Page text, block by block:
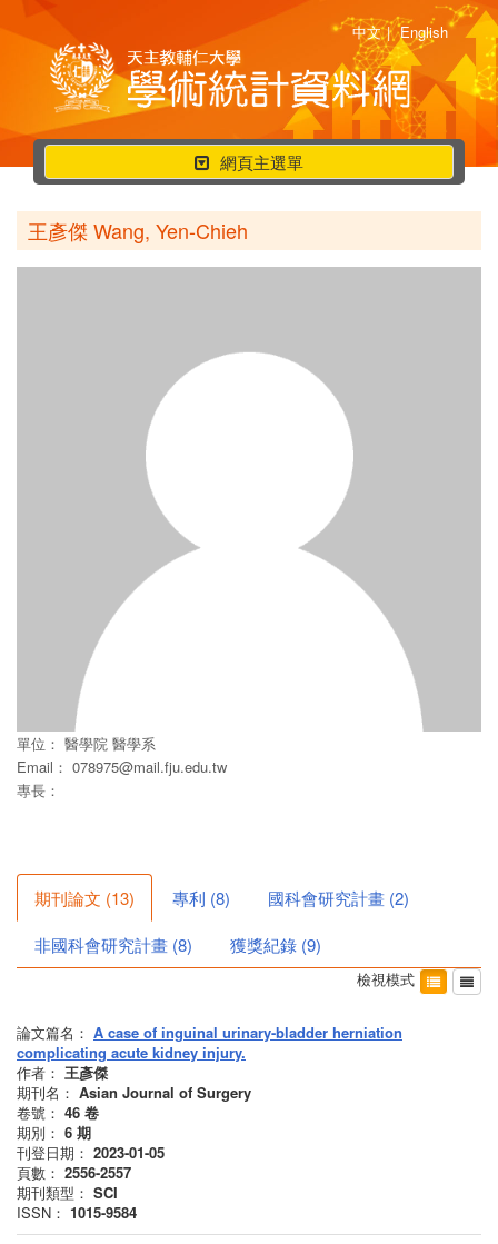
中文 | English
行
動
選
單
網頁主選單
王彥傑 Wang, Yen-Chieh
單位： 醫學院 醫學系
Email： 078975@mail.fju.edu.tw
專長：
期刊論文 (13) 專利 (8) 國科會研究計畫 (2)
非國科會研究計畫 (8) 獲獎紀錄 (9)
檢視模式
論文篇名： A case of inguinal urinary-bladder herniation
complicating acute kidney injury.
作者： 王彥傑
期刊名： Asian Journal of Surgery
卷號： 46 卷
期別： 6 期
刊登日期： 2023-01-05
頁數： 2556-2557
期刊類型： SCI
ISSN： 1015-9584